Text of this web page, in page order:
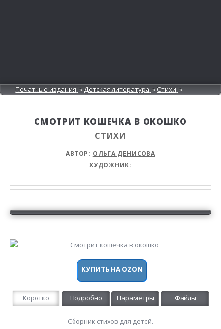
Печатные издания Детская литература Стихи
СМОТРИТ КОШЕЧКА В ОКОШКО
СТИХИ
АВТОР: ОЛЬГА ДЕНИСОВА
ХУДОЖНИК:
КУПИТЬ НА OZON
Коротко Подробно Параметры Файлы
Сборник стихов для детей.